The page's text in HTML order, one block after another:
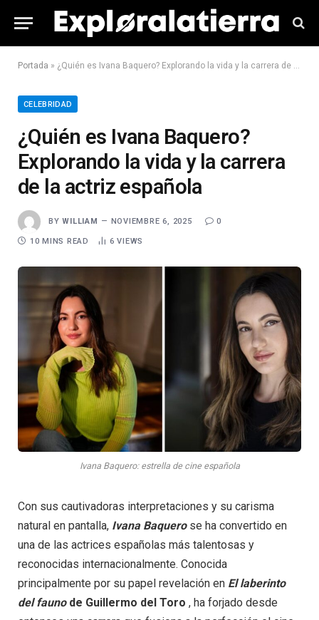
Portada » ¿Quién es Ivana Baquero? Explorando la vida y la carrera de la actriz española
CELEBRIDAD
¿Quién es Ivana Baquero?
Explorando la vida y la carrera
de la actriz española
BY WILLIAM NOVIEMBRE 6, 2025 0
10 MINS READ 6VIEWS
Ivana Baquero: estrella de cine española
Con sus cautivadoras interpretaciones y su carisma
natural en pantalla, Ivana Baquerose ha convertido en
una de las actrices españolas más talentosas y
reconocidas internacionalmente. Conocida
principalmente por su papel revelación en El laberinto
del faunode Guillermo del Toro , ha forjado desde